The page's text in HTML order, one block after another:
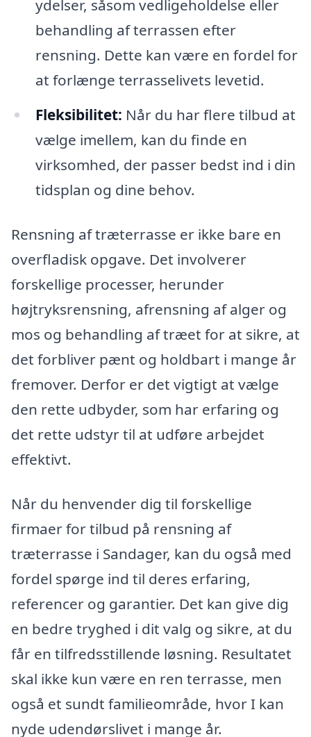
ydelser, såsom vedligeholdelse eller
behandling af terrassen efter
rensning. Dette kan være en fordel for
at forlænge terrasselivets levetid.
Fleksibilitet: Når du har flere tilbud at
vælge imellem, kan du finde en
virksomhed, der passer bedst ind i din
tidsplan og dine behov.
Rensning af træterrasse er ikke bare en
overfladisk opgave. Det involverer
forskellige processer, herunder
højtryksrensning, afrensning af alger og
mos og behandling af træet for at sikre, at
det forbliver pænt og holdbart i mange år
fremover. Derfor er det vigtigt at vælge
den rette udbyder, som har erfaring og
det rette udstyr til at udføre arbejdet
effektivt.
Når du henvender dig til forskellige
firmaer for tilbud på rensning af
træterrasse i Sandager, kan du også med
fordel spørge ind til deres erfaring,
referencer og garantier. Det kan give dig
en bedre tryghed i dit valg og sikre, at du
får en tilfredsstillende løsning. Resultatet
skal ikke kun være en ren terrasse, men
også et sundt familieområde, hvor I kan
nyde udendørslivet i mange år.